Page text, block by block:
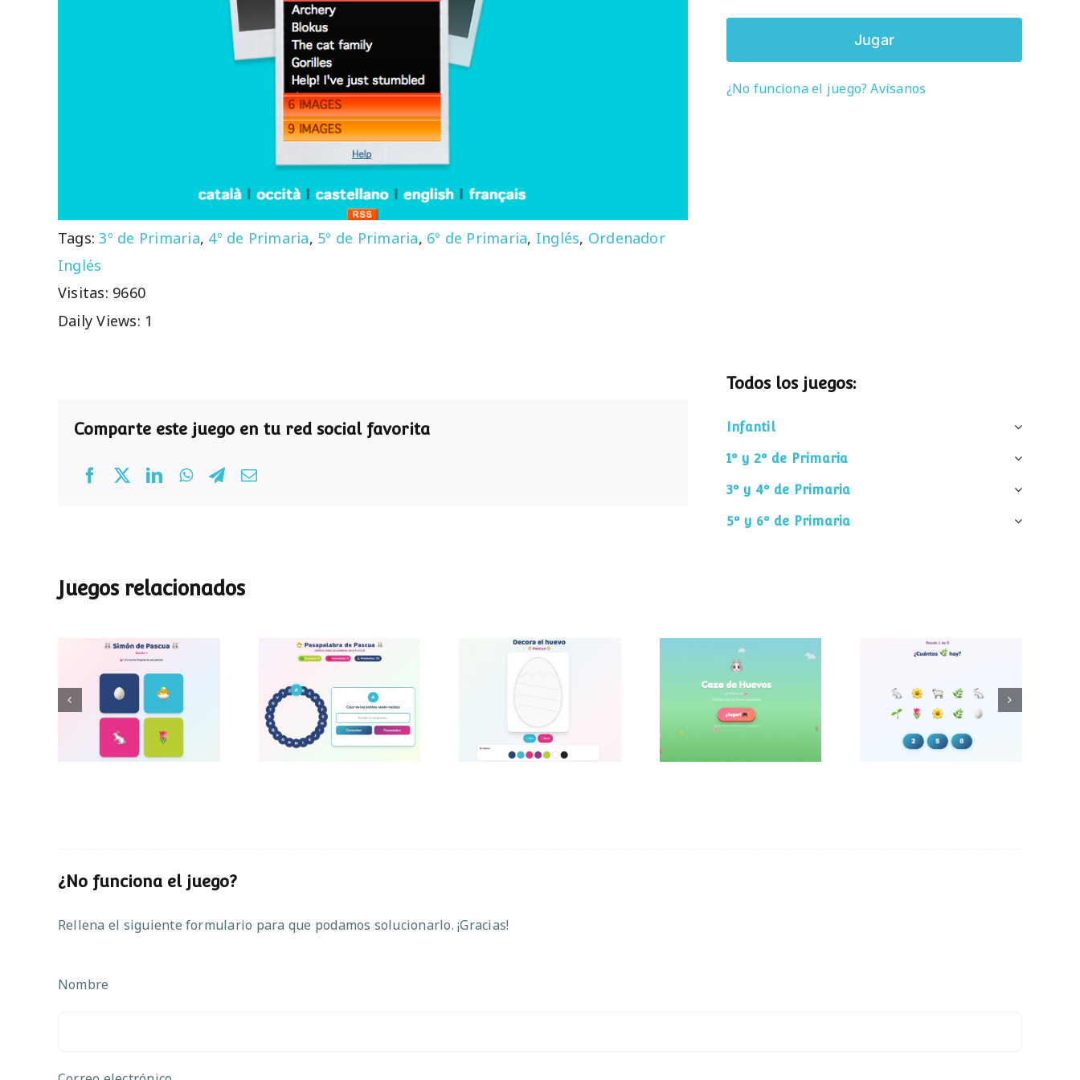
Tags:3º de Primaria, 4º de Primaria, 5º de Primaria, 6º de Primaria, Inglés, Ordenador
Inglés
Visitas: 9660
Daily Views: 1
Jugar
¿No funciona el juego? Avísanos
Comparte este juego en tu red social favorita
Todos los juegos:
Infantil
1º y 2º de Primaria
3º y 4º de Primaria
5º y 6º de Primaria
Juegos relacionados
Simon de Pascua
Pasapalabra de
Pascua
Decora el huevo de
Pascua
Caza de huevos
¿Cuántos
elementos hay?
¿No funciona el juego?
Rellena el siguiente formulario para que podamos solucionarlo. ¡Gracias!
Nombre